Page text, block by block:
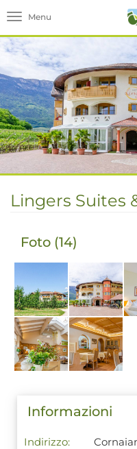
Toggle navigation
Lingers Suites
Foto (14)
Informazioni
Indirizzo: